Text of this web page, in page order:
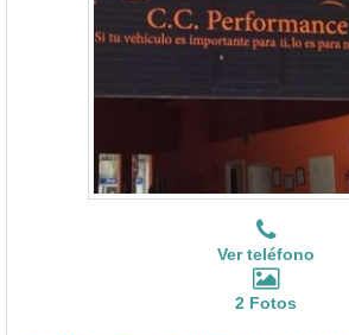
Ver teléfono
2 Fotos